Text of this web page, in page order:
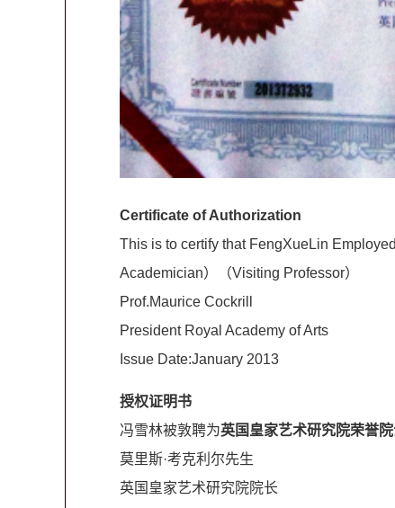
Certificate of Authorization
This is to certify that FengXueLin
Academician）（Visiting Professor）
Prof.Maurice Cockrill
President Royal Academy of Arts
Issue Date:January 2013
授权证明书
冯雪林被敦聘为英国皇家艺术研究院荣誉
莫里斯·考克利尔先生
英国皇家艺术研究院院长